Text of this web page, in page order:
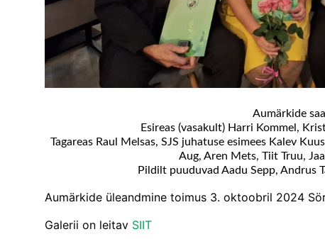
Aumärkide
Esireas (vasakult) Harri Kommel,
Tagareas Raul Melsas, SJS juhatuse esimees Kalev
Aug, Aren Mets, Tiit Truu,
Pildilt puuduvad Aadu Sepp, Andrus
Aumärkide üleandmine toimus 3. oktoobril 2024
Galerii on leitav SIIT